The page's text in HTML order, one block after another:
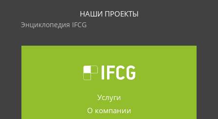
НАШИ ПРОЕКТЫ
Энциклопедия IFCG
Услуги
О компании